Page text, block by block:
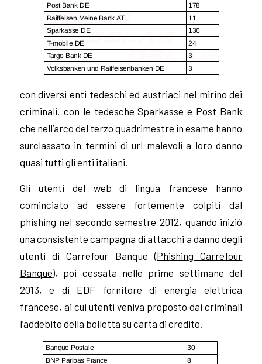
con diversi enti tedeschi ed austriaci nel mirino dei
criminali, con le tedesche Sparkasse e Post Bank
che nell’arco del terzo quadrimestre in esame hanno
surclassato in termini di url malevoli a loro danno
quasi tutti gli enti italiani.
Gli utenti del web di lingua francese hanno
cominciato ad essere fortemente colpiti dal
phishing nel secondo semestre 2012, quando iniziò
una consistente campagna di attacchi a danno degli
utenti di Carrefour Banque (Phishing Carrefour
Banque), poi cessata nelle prime settimane del
2013, e di EDF fornitore di energia elettrica
francese, ai cui utenti veniva proposto dai criminali
l’addebito della bolletta su carta di credito.